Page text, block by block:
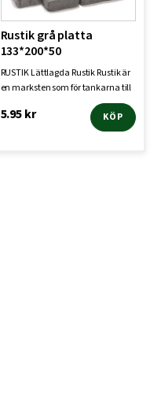
Rustik grå platta
133*200*50
RUSTIK Lättlagda Rustik Rustik är
en marksten som för tankarna till
5.95kr KÖP